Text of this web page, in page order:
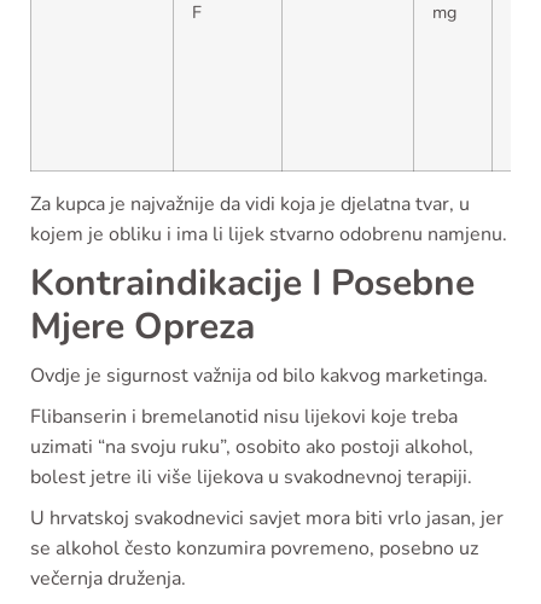
F mg
Za kupca je najvažnije da vidi koja je djelatna tvar, u
kojem je obliku i ima li lijek stvarno odobrenu namjenu.
Kontraindikacije I Posebne
Mjere Opreza
Ovdje je sigurnost važnija od bilo kakvog marketinga.
Flibanserin i bremelanotid nisu lijekovi koje treba
uzimati “na svoju ruku”, osobito ako postoji alkohol,
bolest jetre ili više lijekova u svakodnevnoj terapiji.
U hrvatskoj svakodnevici savjet mora biti vrlo jasan, jer
se alkohol često konzumira povremeno, posebno uz
večernja druženja.